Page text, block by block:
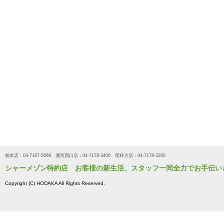
柏本店：04-7167-5666 運河西口店：04-7178-3400 理科大店：04-7178-3200
シャーメゾン特約店 お客様の新生活、スタッフ一同全力でお手伝い
Copyright (C) HODAKA All Rights Reserved.